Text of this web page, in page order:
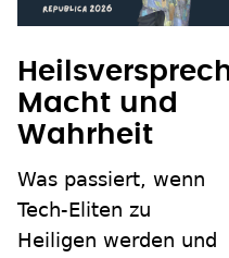
Macht und
Wahrheit
Was passiert, wenn
Tech-Eliten zu
Heiligen werden und